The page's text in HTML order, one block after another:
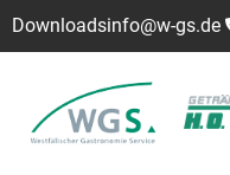
Downloadsinfo@w-gs.de